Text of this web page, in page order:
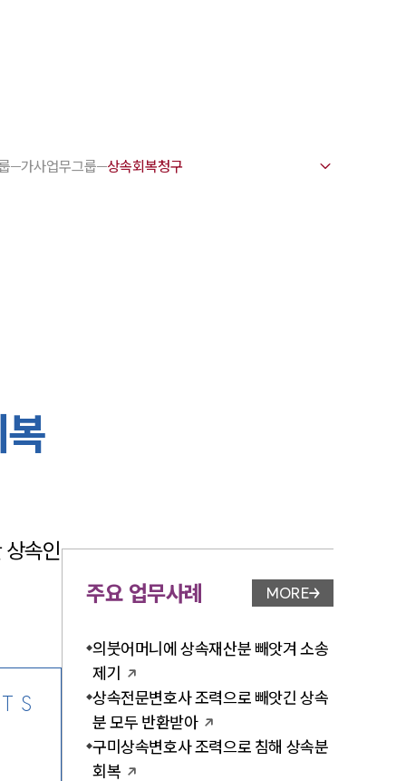
사
가사업무그룹
속인
주요 업무사례 업무사례 페이지 이
MORE
의붓어머니에 상속재산분 빼앗겨 소송
제기
상속전문변호사 조력으로 빼앗긴 상속
분 모두 반환받아
구미상속변호사 조력으로 침해 상속분
회복